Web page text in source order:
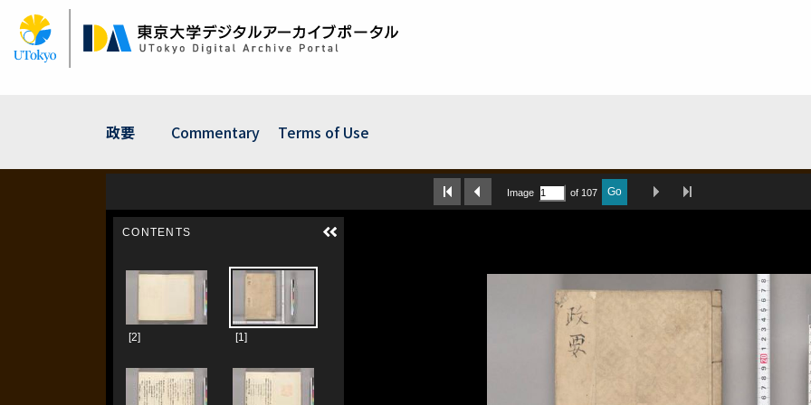
Skip
main
content
政要 Commentary Terms of Use